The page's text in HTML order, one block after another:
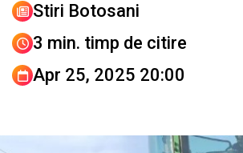
Stiri Botosani
3 min. timp de citire
Apr 25, 2025 20:00